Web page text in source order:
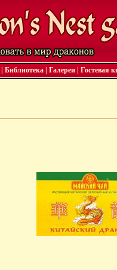
Библиотека Галереи Гостевая